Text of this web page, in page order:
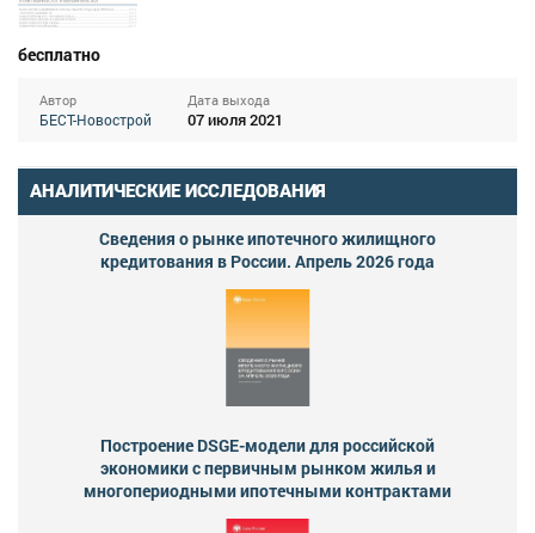
бесплатно
Автор
БЕСТ-Новострой
Дата выхода
07 июля 2021
АНАЛИТИЧЕСКИЕ ИССЛЕДОВАНИЯ
Сведения о рынке ипотечного жилищного
кредитования в России. Апрель 2026 года
Построение DSGE-модели для российской
экономики с первичным рынком жилья и
многопериодными ипотечными контрактами